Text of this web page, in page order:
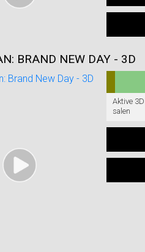
BRAND NEW DAY - 3D
Aktive
salen